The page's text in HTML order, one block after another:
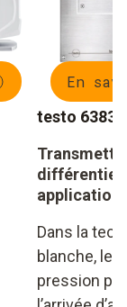
En
testo 6383
Dans la
blanche, le
pression